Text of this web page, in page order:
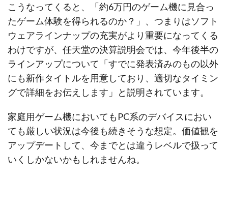
こうなってくると、「約6万円のゲーム機に見合っ
たゲーム体験を得られるのか？」、つまりはソフト
ウェアラインナップの充実がより重要になってくる
わけですが、任天堂の決算説明会では、今年後半の
ラインアップについて「すでに発表済みのもの以外
にも新作タイトルを用意しており、適切なタイミン
グで詳細をお伝えします」と説明されています。
家庭用ゲーム機においてもPC系のデバイスにおい
ても厳しい状況は今後も続きそうな想定。価値観を
アップデートして、今までとは違うレベルで扱って
いくしかないかもしれませんね。